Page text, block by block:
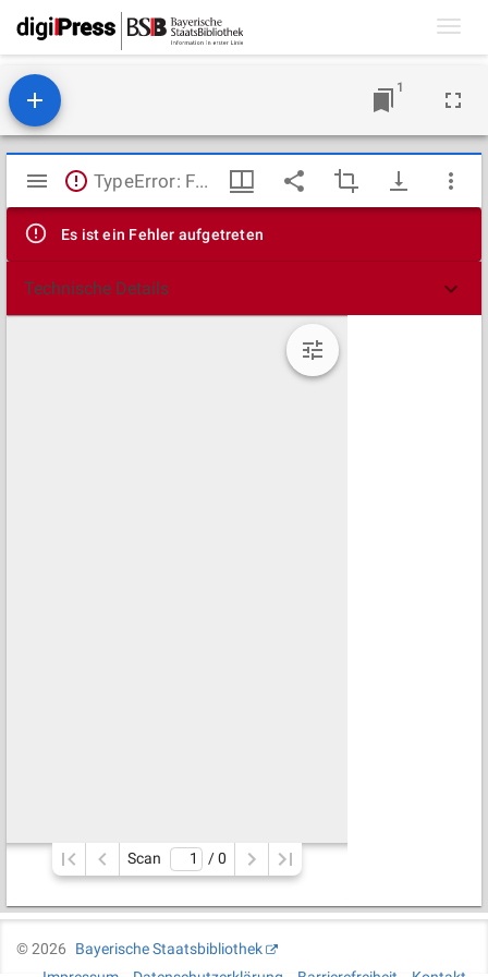
1
Mirador
Viewer
TypeError: Failed to fetch
Es ist ein Fehler aufgetreten
Technische Details
Scan / 0
©2026
Bayerische Staatsbibliothek